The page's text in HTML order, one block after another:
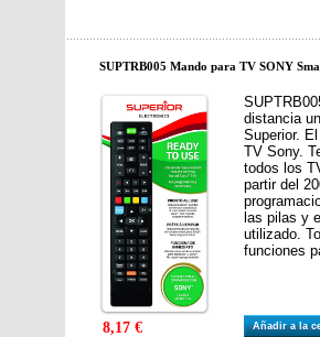
SUPTRB005 Mando para TV SONY
distancia
Superior.
TV Sony.
todos los
partir del
las pilas y
utilizado.
funciones
8,17 € Añadir a la